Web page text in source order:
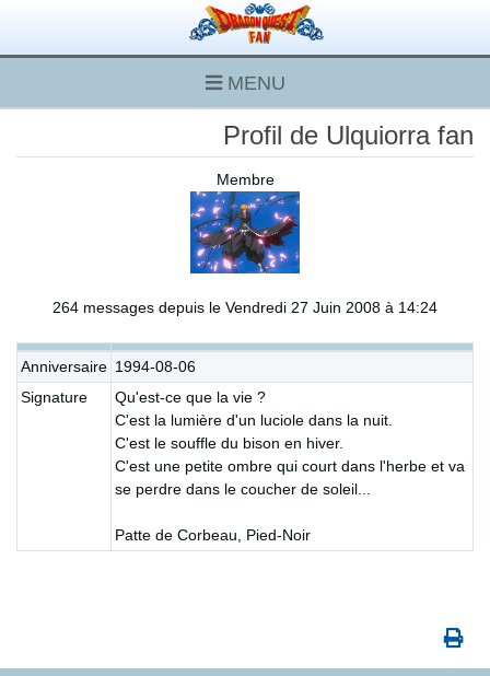
MENU
Profil de Ulquiorra fan
Membre
264 messages depuis le Vendredi 27 Juin 2008 à 14:24
Anniversaire 1994-08-06
Signature
Qu'est-ce que la vie ?
C'est la lumière d'un luciole dans la nuit.
C'est le souffle du bison en hiver.
C'est une petite ombre qui court dans l'herbe et va
se perdre dans le coucher de soleil...
Patte de Corbeau, Pied-Noir